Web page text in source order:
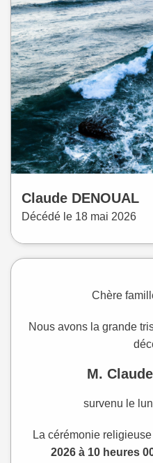
Claude DENOUAL
Décédé le 18 mai 2026
Chère
Nous avons la grande
M.
survenu le
La cérémonie
2026 à 10 heures